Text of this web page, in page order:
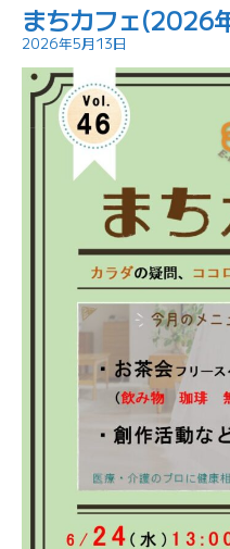
まちカフェ(2026
2026年5月13日